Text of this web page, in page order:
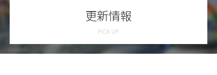
更新情報